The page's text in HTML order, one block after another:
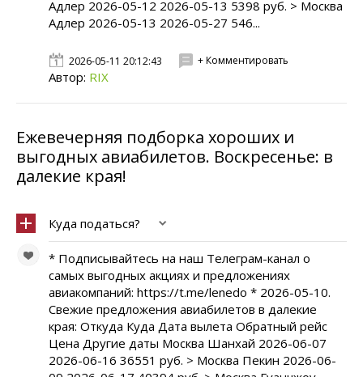
Адлер 2026-05-12 2026-05-13 5398 руб. > Москва
Адлер 2026-05-13 2026-05-27 546...
2026-05-11 20:12:43 + Комментировать
Автор: RIX
Ежевечерняя подборка хороших и
выгодных авиабилетов. Воскресенье: в
далекие края!
Куда податься?
* Подписывайтесь на наш Телеграм-канал о
самых выгодных акциях и предложениях
авиакомпаний: https://t.me/lenedo * 2026-05-10.
Свежие предложения авиабилетов в далекие
края: Откуда Куда Дата вылета Обратный рейс
Цена Другие даты Москва Шанхай 2026-06-07
2026-06-16 36551 руб. > Москва Пекин 2026-06-